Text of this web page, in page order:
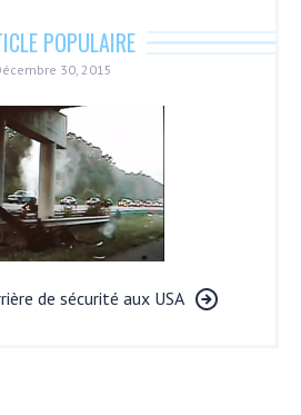
POPULAIRE
30, 2015
de sécurité aux USA